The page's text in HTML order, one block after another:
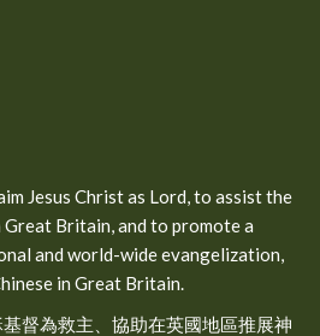
Jesus Christ as Lord, to assist the
Great Britain, and to promote a
and world-wide evangelization,
in Great Britain.
督為救主、協助在英國地區推展神